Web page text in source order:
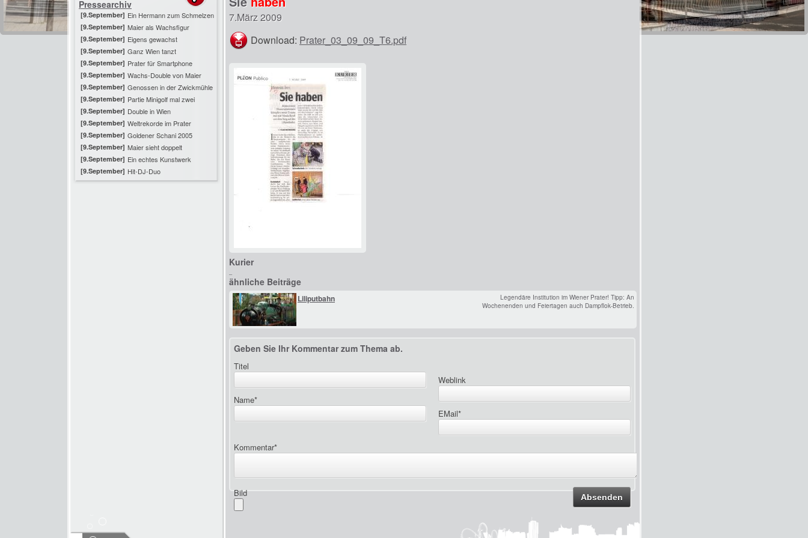
Pressearchiv
[9.September] Ein Hermann zum Schmelzen
[9.September] Maier als Wachsfigur
[9.September] Eigens gewachst
[9.September] Ganz Wien tanzt
[9.September] Prater für Smartphone
[9.September] Wachs-Double von Maier
[9.September] Genossen in der Zwickmühle
[9.September] Partie Minigolf mal zwei
[9.September] Double in Wien
[9.September] Weltrekorde im Prater
[9.September] Goldener Schani 2005
[9.September] Maier sieht doppelt
[9.September] Ein echtes Kunstwerk
[9.September] Hit-DJ-Duo
7.März 2009
Download: Prater_03_09_09_T6.pdf
Kurier
ähnliche Beiträge
Liliputbahn
Legendäre Institution im Wiener Prater! Tipp: An
Wochenenden und Feiertagen auch Dampflok-Betrieb.
Geben Sie Ihr Kommentar zum Thema ab.
Titel
Weblink
Name*
EMail*
Kommentar*
Bild